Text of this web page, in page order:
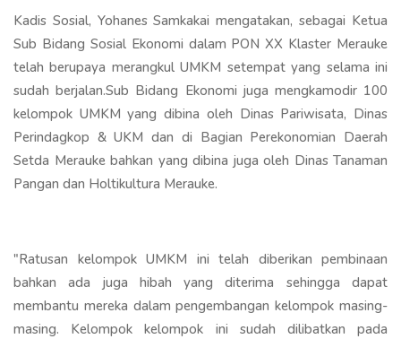
Kadis Sosial, Yohanes Samkakai mengatakan, sebagai Ketua
Sub Bidang Sosial Ekonomi dalam PON XX Klaster Merauke
telah berupaya merangkul UMKM setempat yang selama ini
sudah berjalan.Sub Bidang Ekonomi juga mengkamodir 100
kelompok UMKM yang dibina oleh Dinas Pariwisata, Dinas
Perindagkop & UKM dan di Bagian Perekonomian Daerah
Setda Merauke bahkan yang dibina juga oleh Dinas Tanaman
Pangan dan Holtikultura Merauke.
"Ratusan kelompok UMKM ini telah diberikan pembinaan
bahkan ada juga hibah yang diterima sehingga dapat
membantu mereka dalam pengembangan kelompok masing-
masing. Kelompok kelompok ini sudah dilibatkan pada